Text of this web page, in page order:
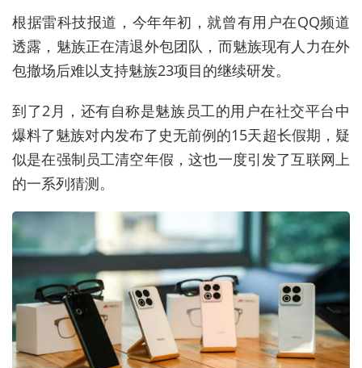
根据雷科技报道，今年年初，就曾有用户在QQ频道
透露，魅族正在清退外包团队，而魅族现有人力在外
包撤场后难以支持魅族23项目的继续研发。
到了2月，还有自称是魅族员工的用户在社交平台中
爆料了魅族对内发布了史无前例的15天超长假期，疑
似是在强制员工清空年假，这也一度引发了互联网上
的一系列猜测。